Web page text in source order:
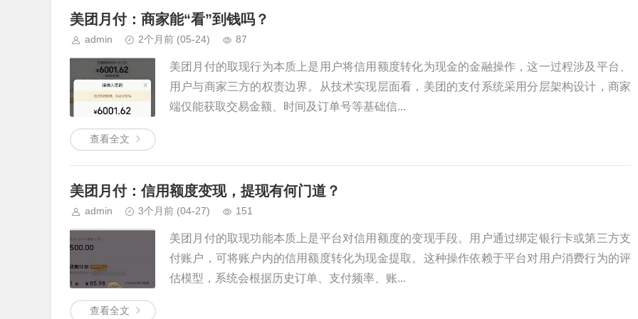
美团月付：商家能“看”到钱吗？
admin 2个月前 (05-24) 87
美团月付的取现行为本质上是用户将信用额度转化为现金的金融操作，这一过程涉及平台、
用户与商家三方的权责边界。从技术实现层面看，美团的支付系统采用分层架构设计，商家
端仅能获取交易金额、时间及订单号等基础信...
查看全文
美团月付：信用额度变现，提现有何门道？
admin 3个月前 (04-27) 151
美团月付的取现功能本质上是平台对信用额度的变现手段。用户通过绑定银行卡或第三方支
付账户，可将账户内的信用额度转化为现金提取。这种操作依赖于平台对用户消费行为的评
估模型，系统会根据历史订单、支付频率、账...
查看全文